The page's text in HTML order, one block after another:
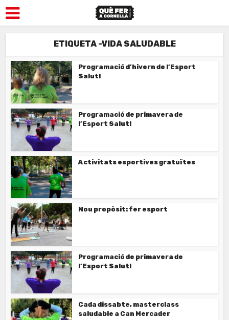
ETIQUETA -VIDA SALUDABLE
Programació d’hivern de l’Esport
Salut!
Programació de primavera de
l’Esport Salut!
Activitats esportives gratuïtes
Nou propòsit: fer esport
Programació de primavera de
l’Esport Salut!
Cada dissabte, masterclass
saludable a Can Mercader